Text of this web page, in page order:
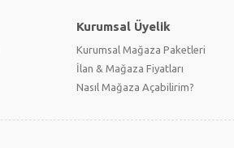
Kurumsal Üyelik
Kurumsal Mağaza Paketleri
İlan & Mağaza Fiyatları
Nasıl Mağaza Açabilirim?